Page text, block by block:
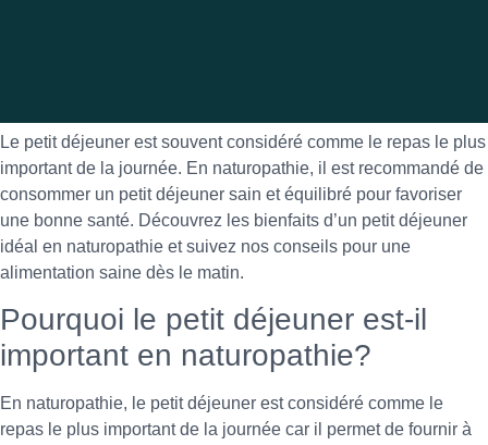
Le petit déjeuner est souvent considéré comme le repas le plus
important de la journée. En naturopathie, il est recommandé de
consommer un petit déjeuner sain et équilibré pour favoriser
une bonne santé. Découvrez les bienfaits d’un petit déjeuner
idéal en naturopathie et suivez nos conseils pour une
alimentation saine dès le matin.
Pourquoi le petit déjeuner est-il
important en naturopathie?
En naturopathie, le petit déjeuner est considéré comme le
repas le plus important de la journée car il permet de fournir à